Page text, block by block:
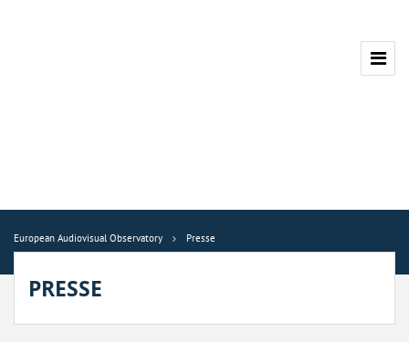
European Audiovisual Observatory Presse
PRESSE